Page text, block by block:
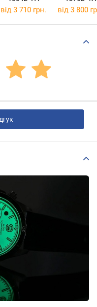
від 3 710 грн. від 3 800